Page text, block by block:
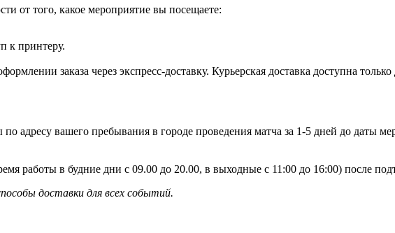
от того, какое мероприятие вы посещаете:
к принтеру.
заказа через экспресс-доставку. Курьерская доставка доступна
адресу вашего пребывания в городе проведения матча за 1-5 дней до даты
работы в будние дни с 09.00 до 20.00, в выходные с 11:00 до 16:00) после
доставки для всех событий.